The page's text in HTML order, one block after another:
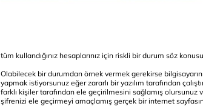
tüm kullandığınız hesaplarınız için riskli bir durum söz
Olabilecek bir durumdan örnek vermek gerekirse
yapmak istiyorsunuz eğer zararlı bir yazılım tarafından
farklı kişiler tarafından ele geçirilmesini sağlamış olursunuz
şifrenizi ele geçirmeyi amaçlamış gerçek bir internet